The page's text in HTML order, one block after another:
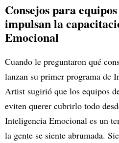
Consejos para
impulsan la
Emocional
Cuando le preguntaron qué
lanzan su primer programa de
Artist sugirió que los equipos
eviten querer cubrirlo todo
Inteligencia Emocional es un
la gente se siente abrumada.